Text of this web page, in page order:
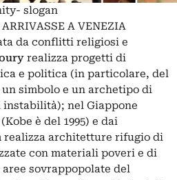
slogan
A VENEZIA
da conflitti religiosi e
realizza progetti di
e politica (in particolare, del
un simbolo e un archetipo di
nel Giappone
è del 1995) e dai
realizza architetture rifugio di
con materiali poveri e di
sovrappopolate del